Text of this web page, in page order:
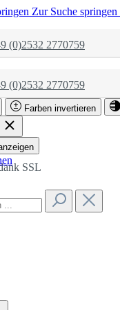
Zur Suche springen
(0)2532 2770759
SSL
(0)2532 2770759
SSL
Farben invertieren